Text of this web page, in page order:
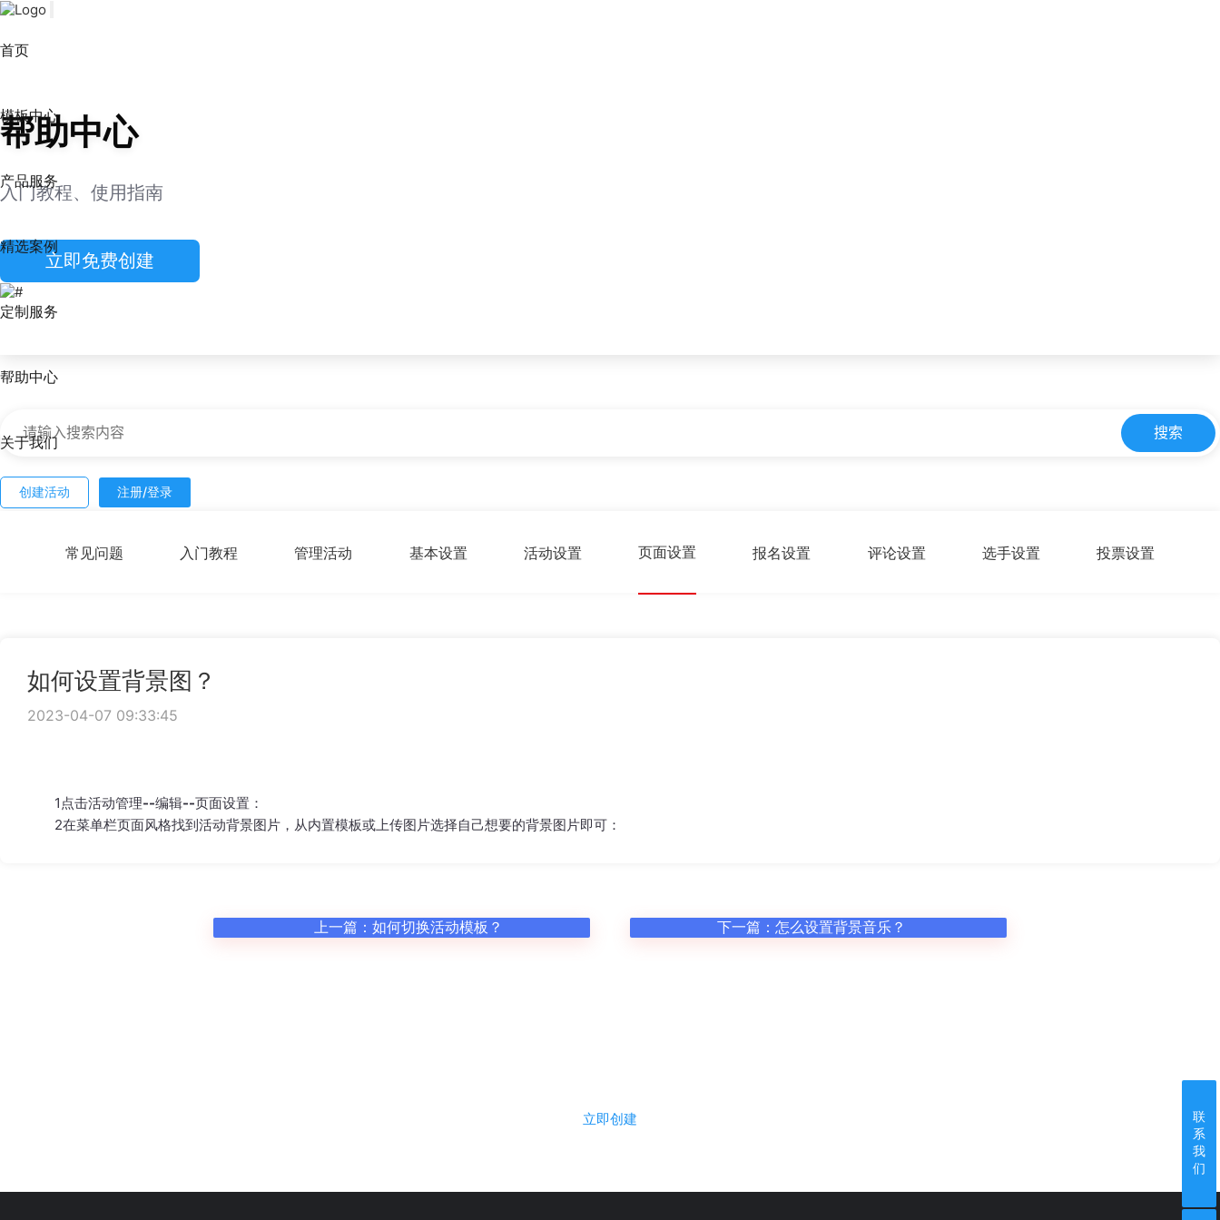
首页
模板中心
产品服务
精选案例
定制服务
帮助中心
关于我们
创建活动 注册/登录
帮助中心
入门教程、使用指南
立即免费创建
常见问题 入门教程 管理活动 基本设置 活动设置 页面设置 报名设置 评论设置 选手设置 投票设置
如何设置背景图？
2023-04-07 09:33:45
1点击活动管理--编辑--页面设置：
2在菜单栏页面风格找到活动背景图片，从内置模板或上传图片选择自己想要的背景图片即可：
上一篇： 如何切换活动模板？ 下一篇： 怎么设置背景音乐？
立即创建
联
系
我
们